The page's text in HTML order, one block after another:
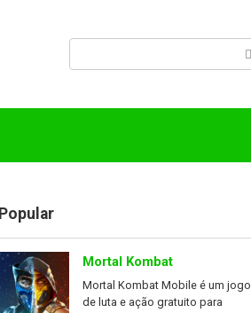
Popular
Mortal Kombat
Mortal Kombat Mobile é um jogo
de luta e ação gratuito para